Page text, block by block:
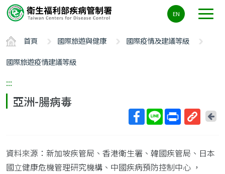
要
容
ALT+C
EN
首頁 國際旅遊與健康
國際疫情及建議等級
國際旅遊疫情建議等級
:::
亞洲-腸病毒
短
網
回
資料來源：新加坡疾管局、香港衛生署、韓國疾管局、日本
國立健康危機管理研究機構、中國疾病預防控制中心 ，